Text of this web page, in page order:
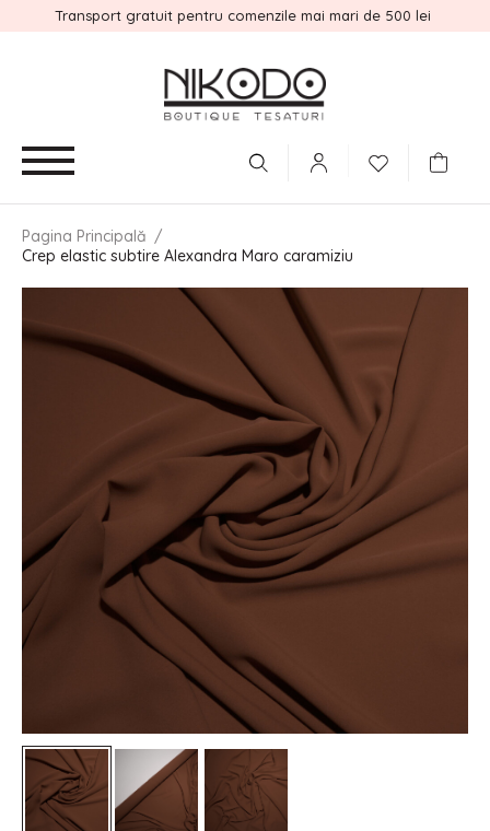
Transport gratuit pentru comenzile mai mari de 500 lei
Pagina Principală /
Crep elastic subtire Alexandra Maro caramiziu